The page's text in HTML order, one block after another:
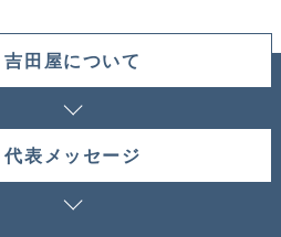
吉田屋について
代表メッセージ